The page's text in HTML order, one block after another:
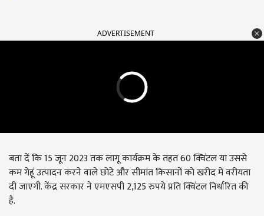
ADVERTISEMENT
बता दें कि 15 जून 2023 तक लागू कार्यक्रम के तहत 60 क्विंटल या उससे
कम गेहूं उत्पादन करने वाले छोटे और सीमांत किसानों को खरीद में वरीयता
दी जाएगी. केंद्र सरकार ने एमएसपी 2,125 रुपये प्रति क्विंटल निर्धारित की
है.